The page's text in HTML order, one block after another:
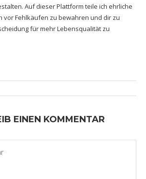
Auf dieser Plattform teile ich ehrliche
vor Fehlkäufen zu bewahren und dir zu
für mehr Lebensqualität zu
EINEN KOMMENTAR